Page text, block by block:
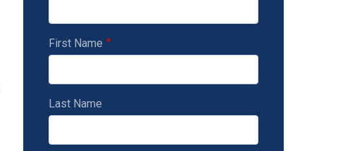
First Name
Last Name